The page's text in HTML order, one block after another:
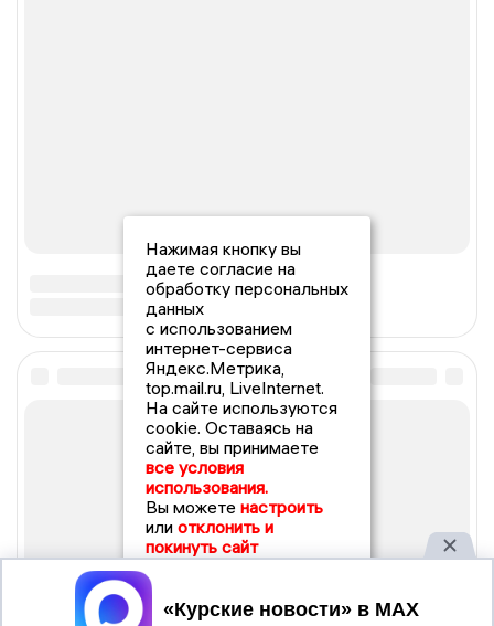
Нажимая кнопку вы
даете согласие на
обработку персональных
данных
с использованием
интернет-сервиса
Яндекс.Метрика,
top.mail.ru, LiveInternet.
На сайте используются
cookie. Оставаясь на
сайте, вы принимаете
все условия
использования.
Вы можете настроить
или отклонить и
покинуть сайт
Принять